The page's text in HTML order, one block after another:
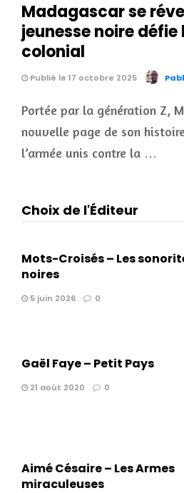
Madagascar se
jeunesse noire défie
colonial
Publié le 17 octobre 2025
Portée par la génération Z,
nouvelle page de son
l’armée unis contre la …
Choix de l'Éditeur
Mots-Croisés – Les
noires
5 juin 2026 0
Gaël Faye – Petit Pays
21 août 2020 0
Aimé Césaire – Les Armes
miraculeuses